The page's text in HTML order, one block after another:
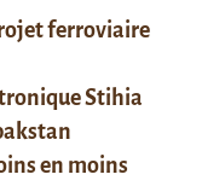
ferroviaire
Stihia
en moins